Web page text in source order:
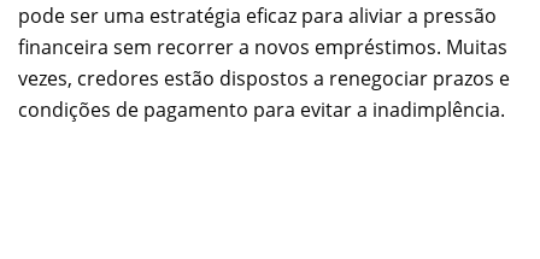
pode ser uma estratégia eficaz para aliviar a pressão
financeira sem recorrer a novos empréstimos. Muitas
vezes, credores estão dispostos a renegociar prazos e
condições de pagamento para evitar a inadimplência.